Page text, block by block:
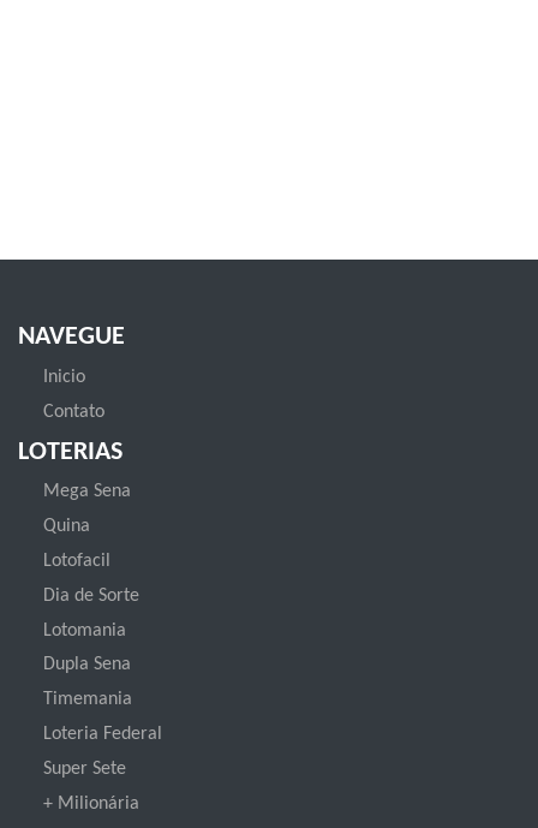
NAVEGUE
Inicio
Contato
LOTERIAS
Mega Sena
Quina
Lotofacil
Dia de Sorte
Lotomania
Dupla Sena
Timemania
Loteria Federal
Super Sete
+ Milionária